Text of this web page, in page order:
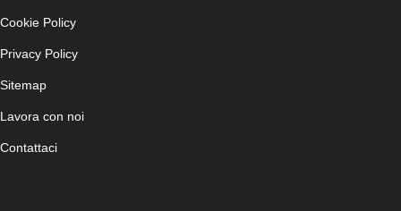
Cookie Policy
Privacy Policy
Sitemap
Lavora con noi
Contattaci